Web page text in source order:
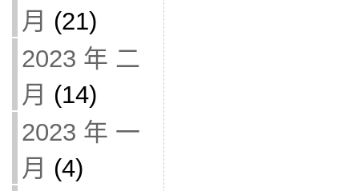
月 (21)
2023 年 二
月 (14)
2023 年 一
月 (4)